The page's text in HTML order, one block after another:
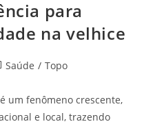
para
na velhice
Saúde / Topo
um fenômeno crescente,
e local, trazendo